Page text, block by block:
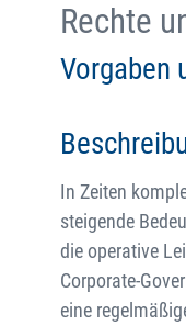
Rechte
Vorgaben
In Zeiten
steigende
die operative
Corporate-
eine